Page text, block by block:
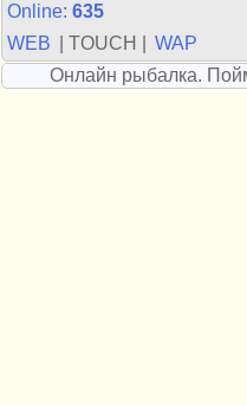
Online: 635
WEB
| TOUCH |
WAP
Онлайн рыбалка.